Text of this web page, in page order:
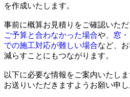
を作成いたします。
事前に概算お見積りをご確認いた
ご予算と合わなかった場合や、 窓
での施工対応が難しい場合など、
減らすことにもつながります。
以下に必要な情報をご案内いたし
お送りいただきますようお願い申し